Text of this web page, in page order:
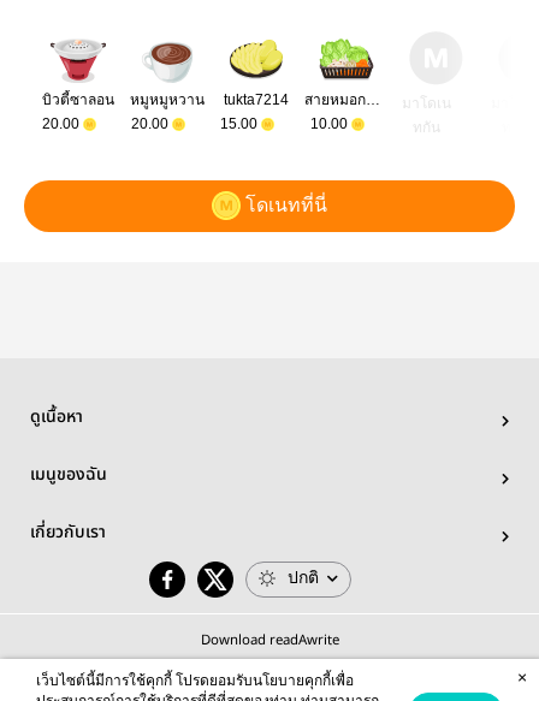
บิวตี้ซาลอน
20.00
หมูหมูหวาน
20.00
tukta7214
15.00
สายหมอกมายา
10.00
มาโดเน
ทกัน
โดเนทที่นี่
ดูเนื้อหา
เมนูของฉัน
เกี่ยวกับเรา
ปกติ
Download readAwrite
เว็บไซต์นี้มีการใช้คุกกี้ โปรดยอมรับนโยบายคุกกี้เพื่อ
×